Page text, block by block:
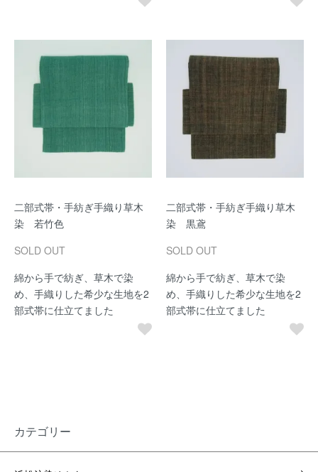
二部式帯・手紡ぎ手織り草木
染 若竹色
SOLD OUT
綿から手で紡ぎ、草木で染
め、手織りした希少な生地を2
部式帯に仕立てました
二部式帯・手紡ぎ手織り草木
染 黒鳶
SOLD OUT
綿から手で紡ぎ、草木で染
め、手織りした希少な生地を2
部式帯に仕立てました
カテゴリー